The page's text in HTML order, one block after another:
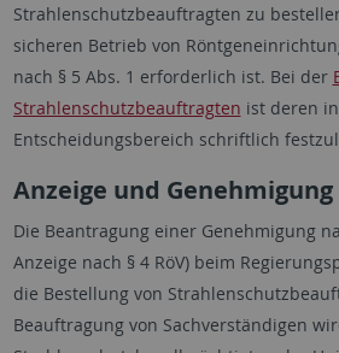
Strahlenschutzbeauftragten zu
sicheren Betrieb von
nach § 5 Abs. 1 erforderlich ist. Bei der
Strahlenschutzbeauftragten ist deren
Entscheidungsbereich schriftlich
Anzeige und Genehmigung
Die Beantragung einer Genehmigung
Anzeige nach § 4 RöV) beim
die Bestellung von
Beauftragung von Sachverständigen